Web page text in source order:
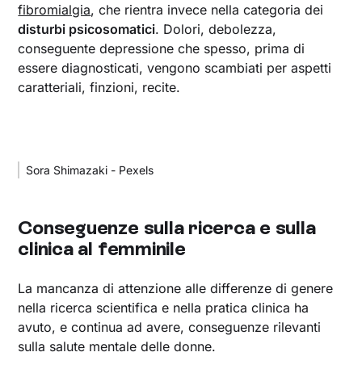
fibromialgia, che rientra invece nella categoria dei
disturbi psicosomatici. Dolori, debolezza,
conseguente depressione che spesso, prima di
essere diagnosticati, vengono scambiati per aspetti
caratteriali, finzioni, recite.
Sora Shimazaki - Pexels
Conseguenze sulla ricerca e sulla
clinica al femminile
La mancanza di attenzione alle differenze di genere
nella ricerca scientifica e nella pratica clinica ha
avuto, e continua ad avere, conseguenze rilevanti
sulla salute mentale delle donne.